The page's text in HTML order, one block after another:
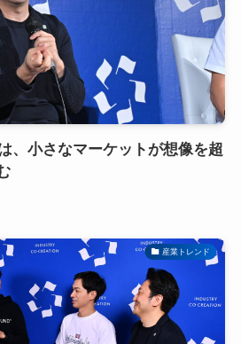
、小さなマーケットが想像を超
産業トレンド